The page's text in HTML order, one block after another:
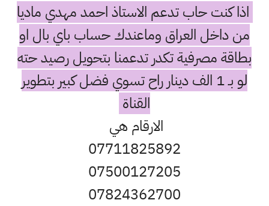
اذا كنت حاب تدعم الاستاذ احمد مهدي ماديا
من داخل العراق وماعندك حساب باي بال او
بطاقة مصرفية تكدر تدعمنا بتحويل رصيد حته
لو بـ 1 الف دينار راح تسوي فضل كبير بتطوير
القناة
الارقام هي
07711825892
07500127205
07824362700